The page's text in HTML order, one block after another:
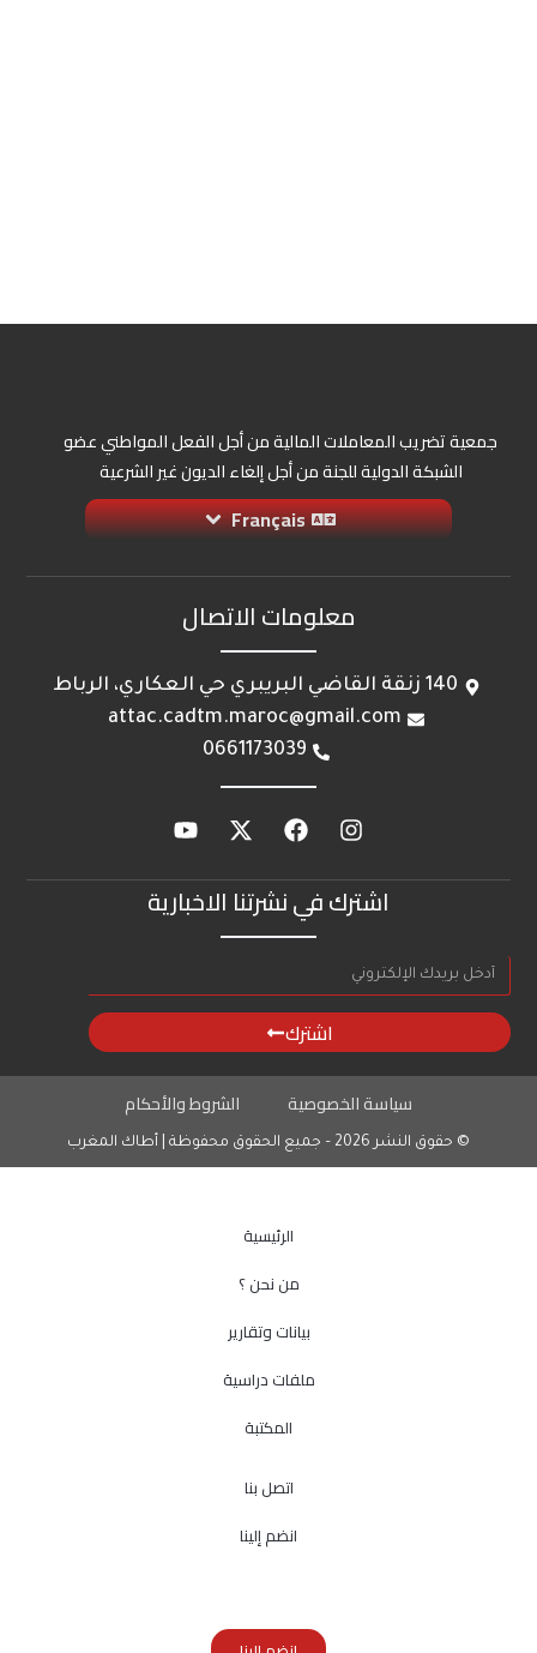
اشترك في نشرتنا الاخبارية
اشترك
معلومات الاتصال
140 زنقة القاضي البريبري حي العكاري، الرباط
attac.cadtm.maroc@gmail.com
0661173039
جمعية تضريب المعاملات المالية من أجل الفعل المواطني عضو
الشبكة الدولية للجنة من أجل إلغاء الديون غير الشرعية
Français
© حقوق النشر 2026 – جميع الحقوق محفوظة | أطاك المغرب
سياسة الخصوصية الشروط والأحكام
الرئيسية
من نحن ؟
بيانات وتقارير
ملفات دراسية
المكتبة
اتصل بنا
انضم إلينا